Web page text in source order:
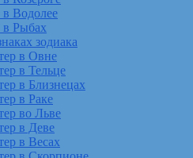
Водолее
Рыбах
зодиака
в Овне
в Тельце
в Близнецах
в Раке
во Льве
в Деве
в Весах